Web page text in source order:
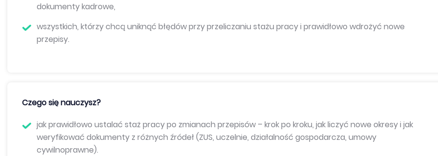
dokumenty kadrowe,
wszystkich, którzy chcą uniknąć błędów przy przeliczaniu stażu pracy i prawidłowo wdrożyć nowe
przepisy.
Czego się nauczysz?
jak prawidłowo ustalać staż pracy po zmianach przepisów – krok po kroku, jak liczyć nowe okresy i jak
weryfikować dokumenty z różnych źródeł (ZUS, uczelnie, działalność gospodarcza, umowy
cywilnoprawne).